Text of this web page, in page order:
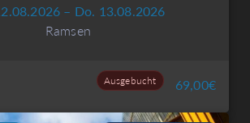
– Do. 13.08.2026
Ramsen
Ausgebucht 69,00€